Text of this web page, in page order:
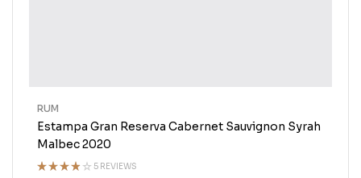
Estampa Gran Reserva Cabernet Sauvignon Syrah
Malbec 2020
5 REVIEWS
RUM